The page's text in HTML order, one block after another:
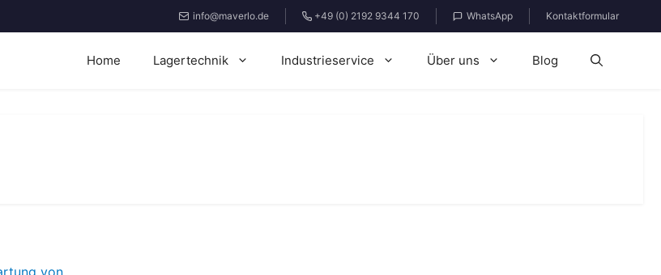
info@maverlo.de +49 (0) 2192 9344 170 WhatsApp Kontaktformular
Home Lagertechnik Industrieservice Über uns Blog